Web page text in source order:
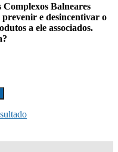
Balneares
e desincentivar o
a ele associados.